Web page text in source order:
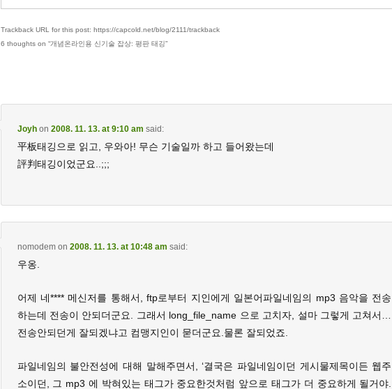
Trackback URL for this post: https://capcold.net/blog/2111/trackback
6 thoughts on “개념온라인용 신기술 잡상: 평판 태깅”
Joyhon 2008. 11. 13. at 9:10 am said:
平板태깅으로 읽고, 우와아! 무슨 기술일까 하고 들어왔는데
評判태깅이었군요..;;;
nomodemon 2008. 11. 13. at 10:48 am said:
우옹.
어제 네**** 메신저를 통해서, ftp로부터 지인에게 일본어파일네임의 mp3 음악을 전송
하는데 전송이 안되더군요. 그래서 long_file_name 으로 고치자, 설마 그렇게 고쳐서…
전송안되던게 잘되겠냐고 컴맹지인이 묻더군요.물론 잘되었죠.
파일네임의 불안전성에 대해 말해주면서, ‘결국은 파일네임이던 게시물제목이든 웹주
소이던, 그 mp3 에 박혀있는 태그가 중요한것처럼 앞으로 태그가 더 중요하게 될거야.